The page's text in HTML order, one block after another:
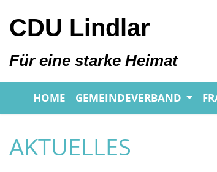
CDU Lindlar
Für eine starke Heimat
HOME GEMEINDEVERBAND
AKTUELLES